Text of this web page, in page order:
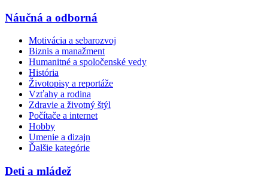
Náučná a odborná
Motivácia a sebarozvoj
Biznis a manažment
Humanitné a spoločenské vedy
História
Životopisy a reportáže
Vzťahy a rodina
Zdravie a životný štýl
Počítače a internet
Hobby
Umenie a dizajn
Ďalšie kategórie
Deti a mládež